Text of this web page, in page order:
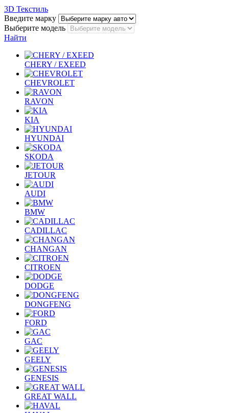
3D Текстиль
Введите марку
Выберите модель
Найти
CHERY / EXEED
CHEVROLET
RAVON
KIA
HYUNDAI
SKODA
JETOUR
AUDI
BMW
CADILLAC
CHANGAN
CITROEN
DODGE
DONGFENG
FORD
GAC
GEELY
GENESIS
GREAT WALL